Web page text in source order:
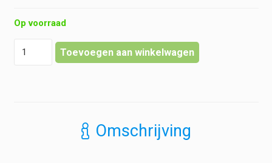
Op voorraad
Toevoegen aan winkelwagen
Omschrijving